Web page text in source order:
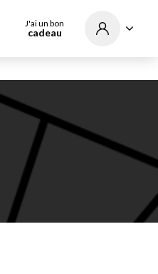
J'ai un bon
cadeau